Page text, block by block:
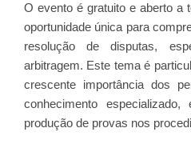
O evento é gratuito e aberto a
oportunidade única para
resolução de disputas,
arbitragem. Este tema é
crescente importância dos
conhecimento
produção de provas nos